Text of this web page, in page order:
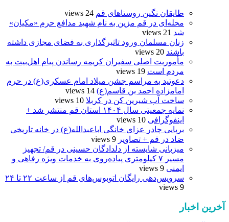
طایقان نگین روستاهای قم 24 views
محله‌ای در قم مزین به نام شهید مدافع حرم «مکیان»
شد 21 views
زنان مسلمان ورود تاثیرگذاری به فضای مجازی داشته
باشند 20 views
مأموریت اصلی سفیران کریمه رساندن پیام اهل‌بیت به
مردم است 19 views
دعوتید به مراسم جشن میلاد امام عسکری(ع) در حرم
امامزاده احمد بن قاسم(ع) 14 views
ساخت آب شیرین کن در کربلا 10 views
نمایه جمعیتی سال ۱۴۰۴ استان قم منتشر شد +
اینفوگرافی 10 views
برپایی چادر عزای خانگی اباعبدالله(ع) در خانه تاریخی
ضاد در قم + تصاویر 9 views
میزبانی شایسته از دلدادگان حسینی در قم/ تجهیز
مسیر ۷ کیلومتری پیاده‌روی به خدمات ویژه رفاهی و
ایمنی 9 views
سرویس‌دهی رایگان اتوبوس‌های قم از ساعت ۲۲ تا ۲۴
9 views
آخرین اخبار